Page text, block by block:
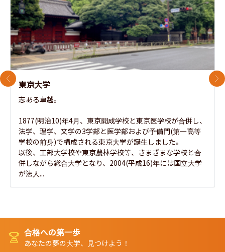
東京大学
志ある卓越。
1877(明治10)年4月、東京開成学校と東京医学校が合併し、
法学、理学、文学の3学部と医学部および予備門(第一高等
学校の前身)で構成される東京大学が誕生しました。
以後、工部大学校や東京農林学校等、さまざまな学校と合
併しながら総合大学となり、2004(平成16)年には国立大学
が法人...
前のスライド 次
合格への第一歩
あなたの夢の大学、見つけよう！